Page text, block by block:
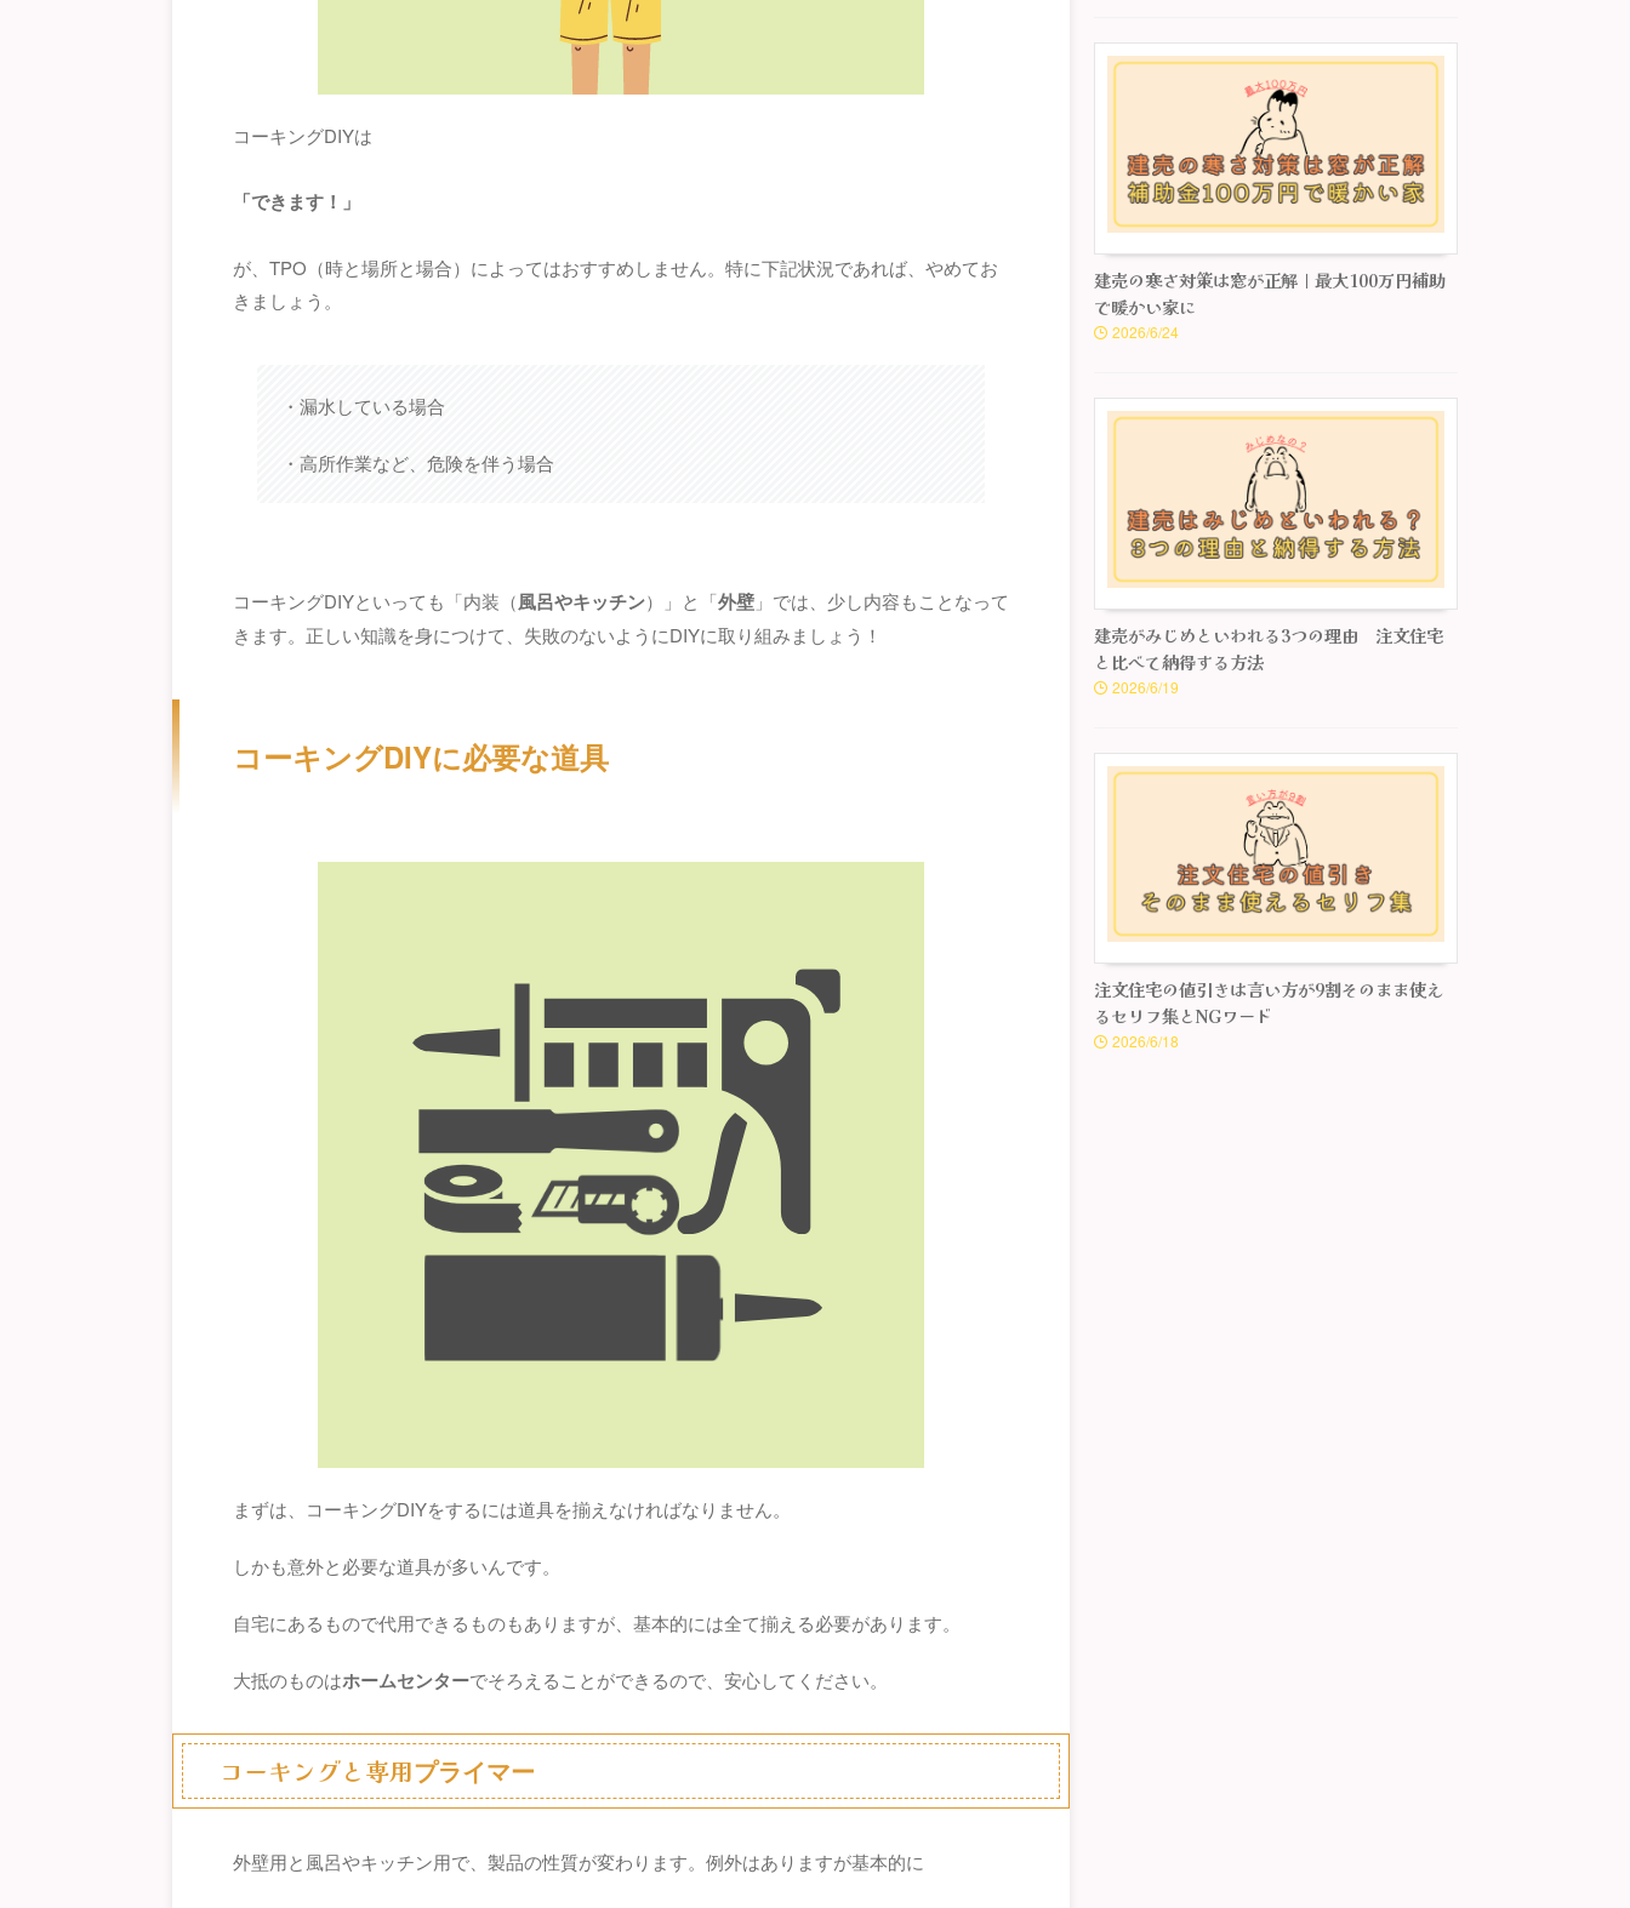
コーキングDIYは
「できます！」
が、TPO（時と場所と場合）によってはおすすめしません。特に下記状況であれば、やめてお
きましょう。
・漏水している場合
・高所作業など、危険を伴う場合
コーキングDIYといっても「内装（風呂やキッチン）」と「外壁 」では、少し内容もことなって
きます。正しい知識を身につけて、失敗のないようにDIYに取り組みましょう！
コーキングDIYに必要な道具
まずは、コーキングDIYをするには道具を揃えなければなりません。
しかも意外と必要な道具が多いんです。
自宅にあるもので代用できるものもありますが、基本的には全て揃える必要があります。
大抵のものはホームセンターでそろえることができるので、安心してください。
コーキングと専用プライマー
外壁用と風呂やキッチン用で、製品の性質が変わります。例外はありますが基本的に
建売の寒さ対策は窓が正解｜最大100万円補助
で暖かい家に
2026/6/24
建売がみじめといわれる3つの理由 注文住宅
と比べて納得する方法
2026/6/19
注文住宅の値引きは言い方が9割そのまま使え
るセリフ集とNGワード
2026/6/18